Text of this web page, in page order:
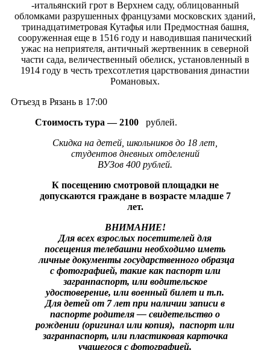
-итальянский грот в Верхнем саду, облицованный
обломками разрушенных французами московских зданий,
тринадцатиметровая Кутафья или Предмостная башня,
сооруженная еще в 1516 году и наводившая панический
ужас на неприятеля, античный жертвенник в северной
части сада, величественный обелиск, установленный в
1914 году в честь трехсотлетия царствования династии
Романовых.
Отъезд в Рязань в 17:00
Стоимость тура — 2100
рублей.
Скидка на детей, школьников до 18 лет,
студентов дневных отделений
ВУЗов 400 рублей.
К посещению смотровой площадки не
допускаются граждане в возрасте младше 7
лет.
ВНИМАНИЕ!
Для всех взрослых посетителей для
посещения телебашни необходимо иметь
личные документы государственного образца
с фотографией, такие как паспорт или
загранпаспорт, или водительское
удостоверение, или военный билет и т.п.
Для детей от 7 лет при наличии записи в
паспорте родителя — свидетельство о
рождении (оригинал или копия), паспорт или
загранпаспорт, или пластиковая карточка
учащегося с фотографией.